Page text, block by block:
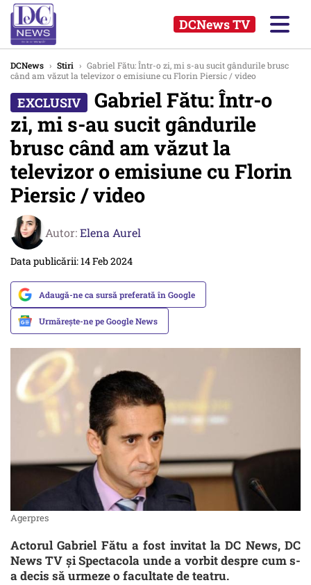
DCNews TV
DCNews › Stiri › Gabriel Fătu: Într-o zi, mi s-au sucit gândurile brusc
când am văzut la televizor o emisiune cu Florin Piersic / video
Gabriel Fătu: Într-o
zi, mi s-au sucit gândurile
brusc când am văzut la
televizor o emisiune cu Florin
Piersic / video
Autor:Elena Aurel
Data publicării: 14 Feb 2024
Adaugă-ne ca sursă preferată în Google
Urmărește-ne pe Google News
Agerpres
Actorul Gabriel Fătu a fost invitat la DC News, DC
News TV și Spectacola unde a vorbit despre cum s-
a decis să urmeze o facultate de teatru.